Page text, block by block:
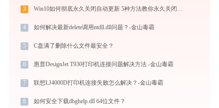
3 Win10如何彻底永久关闭自动更新 5种方法教你永久关闭win10自动更新
4 如何解决最新delete调用ntdll.dll问题？-金山毒霸
5 C盘满了删除什么文件最安全？
6 惠普DesignJet T930打印机连接问题解决方法 -金山毒霸
7 联想LJ4000D打印机连接失败怎么解决？-金山毒霸
8 如何安全下载dbghelp.dll 64位文件？